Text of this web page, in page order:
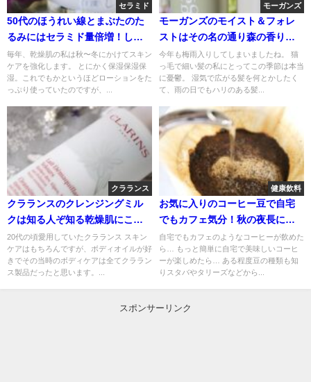
セラミド
50代のほうれい線とまぶたのた
るみにはセラミド量倍増！しろ
彩セラミドリッチクリーム愛用
品です
毎年、乾燥肌の私は秋〜冬にかけてスキン
ケアを強化します。 とにかく保湿保湿保
湿。これでもかというほどローションをた
っぷり使っていたのですが、...
モーガンズ
モーガンズのモイスト＆フォレ
ストはその名の通り森の香りと
しっとりまとまる仕上がりでし
た
今年も梅雨入りしてしまいましたね。 猫
っ毛で細い髪の私にとってこの季節は本当
に憂鬱。 湿気で広がる髪を何とかしたく
て、雨の日でもハリのある髪...
クラランス
クラランスのクレンジングミル
クは知る人ぞ知る乾燥肌にこの
上なく優しいロングセラー名品
です
20代の頃愛用していたクラランス スキン
ケアはもちろんですが、ボディオイルが好
きでその当時のボディケアは全てクララン
ス製品だったと思います。...
健康飲料
お気に入りのコーヒー豆で自宅
でもカフェ気分！秋の夜長に至
福のコーヒータイム
自宅でもカフェのようなコーヒーが飲めた
ら… もっと簡単に自宅で美味しいコーヒ
ーが楽しめたら… ある程度豆の種類も知
りスタバやタリーズなどから...
スポンサーリンク